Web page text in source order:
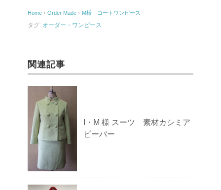
o
o
Home › Order Made › M様 コートワンピース
タグ: オーダー・ワンピース
関連記事
I・M 様 スーツ 素材カシミア
ビーバー